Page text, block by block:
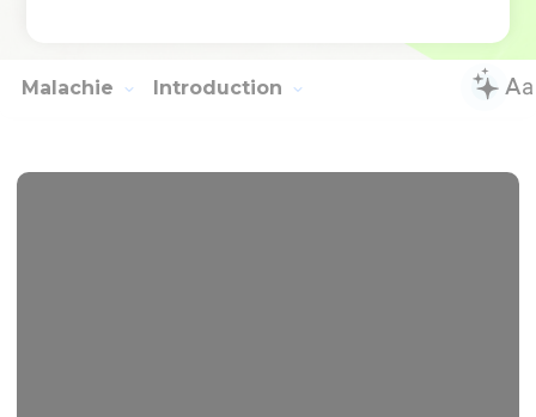
Malachie Introduction